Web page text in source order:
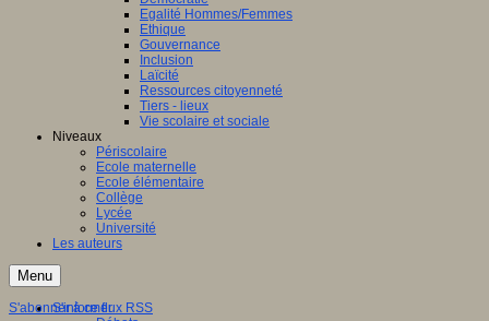
Egalité Hommes/Femmes
Ethique
Gouvernance
Inclusion
Laïcité
Ressources citoyenneté
Tiers - lieux
Vie scolaire et sociale
Niveaux
Périscolaire
Ecole maternelle
Ecole élémentaire
Collège
Lycée
Université
Les auteurs
Menu
S'informer
S'abonner à ce flux RSS